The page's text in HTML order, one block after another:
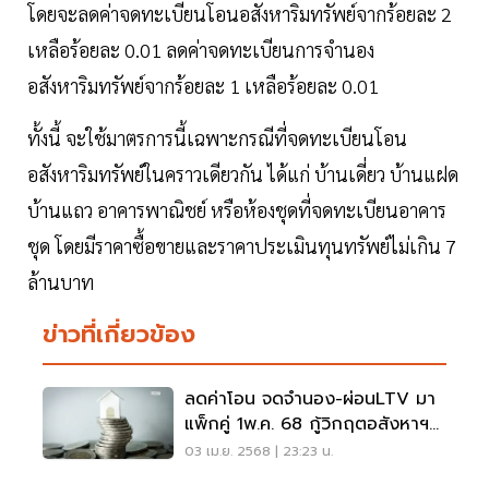
โดยจะลดค่าจดทะเบียนโอนอสังหาริมทรัพย์จากร้อยละ 2
เหลือร้อยละ 0.01 ลดค่าจดทะเบียนการจำนอง
อสังหาริมทรัพย์จากร้อยละ 1 เหลือร้อยละ 0.01
ทั้งนี้ จะใช้มาตรการนี้เฉพาะกรณีที่จดทะเบียนโอน
อสังหาริมทรัพย์ในคราวเดียวกัน ได้แก่ บ้านเดี่ยว บ้านแฝด
บ้านแถว อาคารพาณิชย์ หรือห้องชุดที่จดทะเบียนอาคาร
ชุด โดยมีราคาซื้อขายและราคาประเมินทุนทรัพย์ไม่เกิน 7
ล้านบาท
ข่าวที่เกี่ยวข้อง
ลดค่าโอน จดจำนอง-ผ่อนLTV มา
แพ็กคู่ 1พ.ค. 68 กู้วิกฤตอสังหาฯ
หลังแผ่นดินไหว
03 เม.ย. 2568 | 23:23 น.